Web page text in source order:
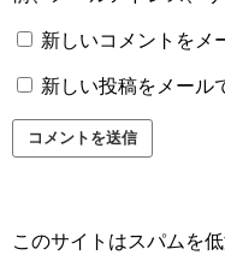
新しいコメントをメ
新しい投稿をメール
このサイトはスパムを